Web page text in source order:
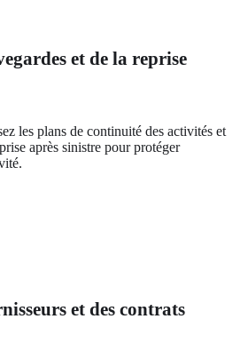
et de la reprise
les plans de continuité des activités et
après sinistre pour protéger
et des contrats